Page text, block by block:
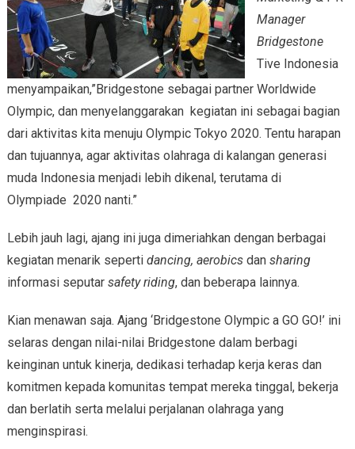
Manager
Bridgestone
Tive Indonesia
menyampaikan,”Bridgestone sebagai partner Worldwide
Olympic, dan menyelanggarakan kegiatan ini sebagai bagian
dari aktivitas kita menuju Olympic Tokyo 2020. Tentu harapan
dan tujuannya, agar aktivitas olahraga di kalangan generasi
muda Indonesia menjadi lebih dikenal, terutama di
Olympiade 2020 nanti.”
Lebih jauh lagi, ajang ini juga dimeriahkan dengan berbagai
kegiatan menarik seperti dancing, aerobicsdan sharing
informasi seputar safety riding, dan beberapa lainnya.
Kian menawan saja. Ajang ‘Bridgestone Olympic a GO GO!’ ini
selaras dengan nilai-nilai Bridgestone dalam berbagi
keinginan untuk kinerja, dedikasi terhadap kerja keras dan
komitmen kepada komunitas tempat mereka tinggal, bekerja
dan berlatih serta melalui perjalanan olahraga yang
menginspirasi.